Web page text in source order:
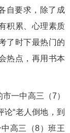
自要求，除了成
积累、心理素质
了时下最热门的
热点，再用书本
一中高三（7）
“老人倒地，到
高三（8）班王